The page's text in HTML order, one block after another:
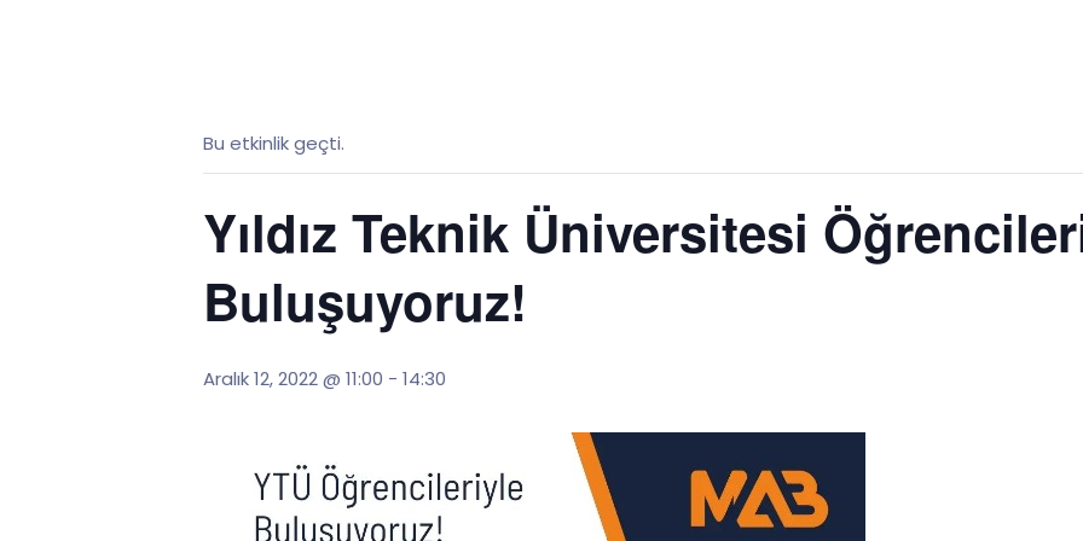
Bu etkinlik geçti.
Yıldız Teknik Üniversitesi
Buluşuyoruz!
Aralık 12, 2022 @ 11:00 - 14:30